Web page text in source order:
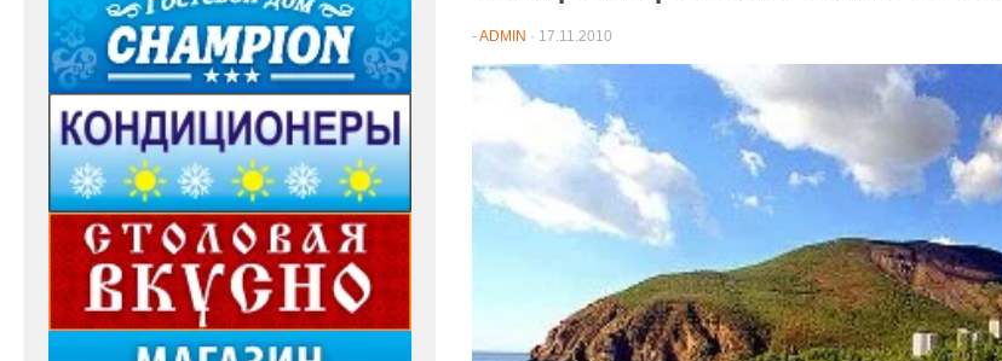
-ADMIN · 17.11.2010